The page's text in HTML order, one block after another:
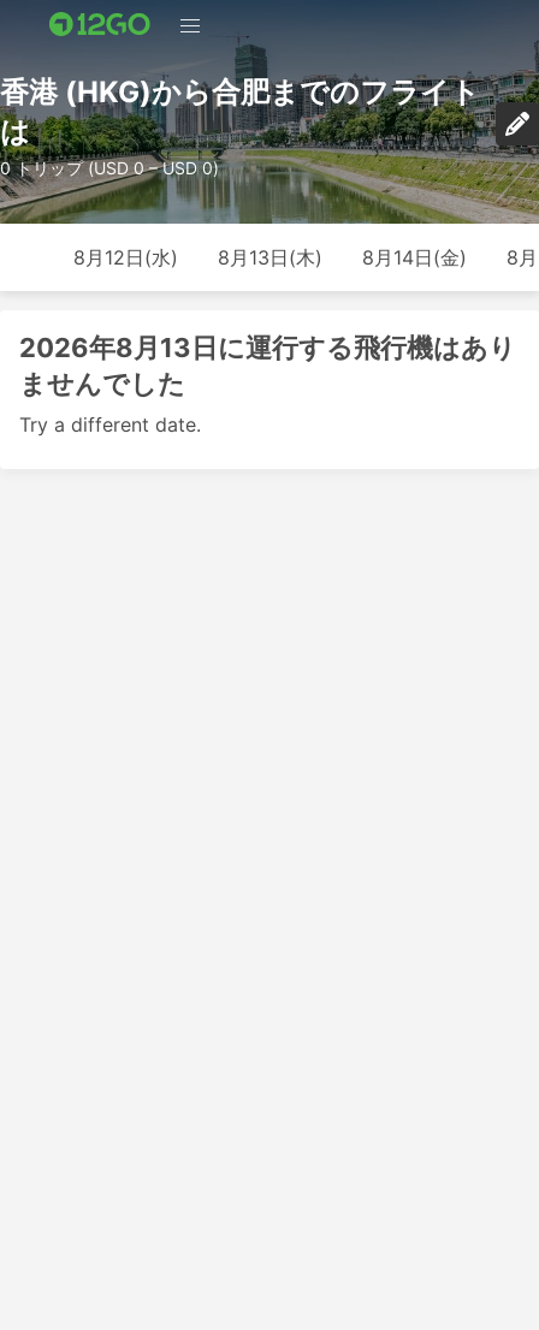
香港 (HKG)から合肥までのフライト
は
0 トリップ (USD 0 – USD 0)
8月12日(水) 8月13日(木) 8月14日(金) 8
2026年8月13日に運行する飛行機はあり
ませんでした
Try a different date.